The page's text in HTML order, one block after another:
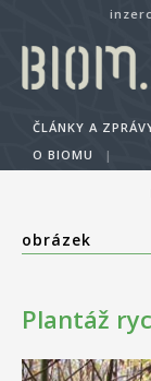
ČLÁNKY A
O BIOMU
|
obrázek
Plantáž